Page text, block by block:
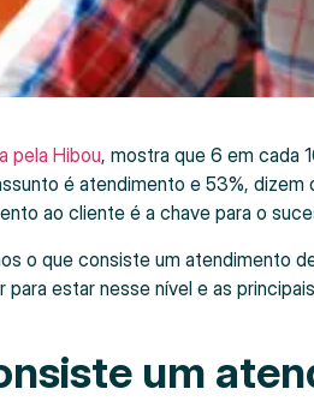
pela Hibou, mostra que 6 em cada
é atendimento e 53%,
ao cliente é a chave para o
o que consiste um atendimento
estar nesse nível e as
um